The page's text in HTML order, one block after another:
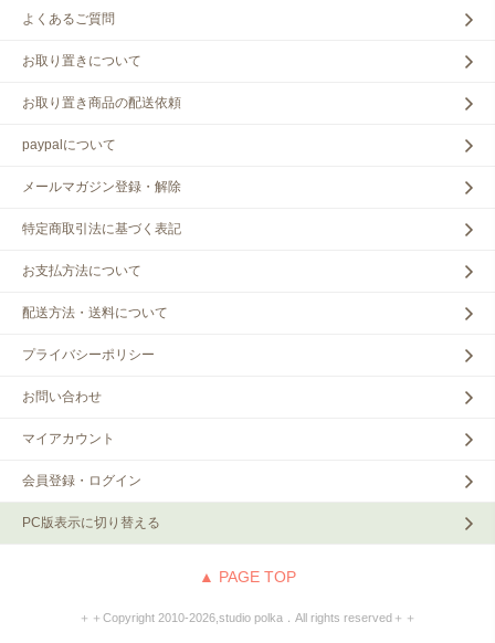
よくあるご質問
お取り置きについて
お取り置き商品の配送依頼
paypalについて
メールマガジン登録・解除
特定商取引法に基づく表記
お支払方法について
配送方法・送料について
プライバシーポリシー
お問い合わせ
マイアカウント
会員登録・ログイン
PC版表示に切り替える
▲ PAGE TOP
＋＋Copyright 2010‐2026,studio polka．All rights reserved＋＋